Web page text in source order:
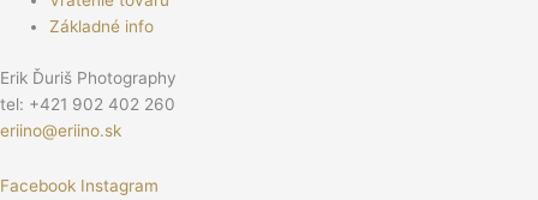
Základné info
Erik Ďuriš Photography
tel: +421 902 402 260
eriino@eriino.sk
Facebook Instagram